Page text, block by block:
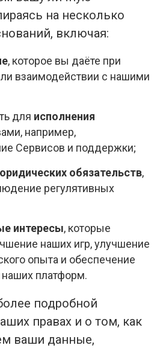
на несколько
включая:
, которое вы даёте при
взаимодействии с нашими
для исполнения
например,
Сервисов и поддержки;
обязательств,
регулятивных
интересы, которые
наших игр, улучшение
опыта и обеспечение
наших платформ.
подробной
правах и о том, как
ваши данные,